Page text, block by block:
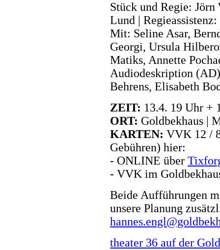
Stück und Regie:
Lund |
Mit: Seline Asar,
Georgi, Ursula
Matiks, Annette
Audiodeskription
Behrens, Elisabeth
ZEIT: 13.4. 19 Uhr +
ORT: Goldbekhaus |
KARTEN: VVK 12 /
Gebühren) hier:
- ONLINE über
- VVK im
Beide Aufführungen
unsere Planung
theater 36 auf der